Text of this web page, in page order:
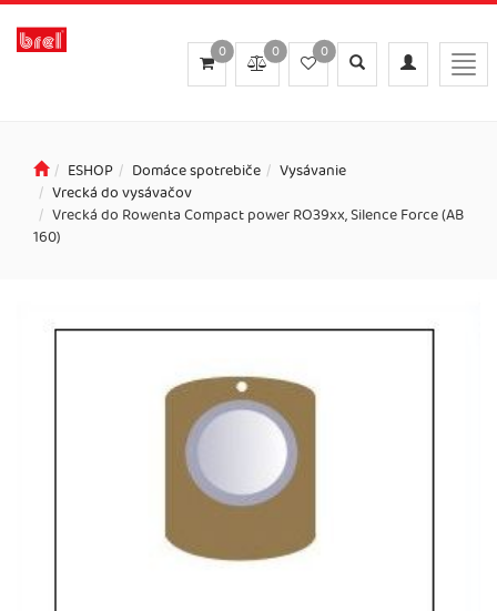
Toggle
navigation
Toggle
search
0
0
0
ESHOP Domáce spotrebiče
Vysávanie
Vrecká do vysávačov
Vrecká do Rowenta Compact power RO39xx, Silence Force (AB
160)